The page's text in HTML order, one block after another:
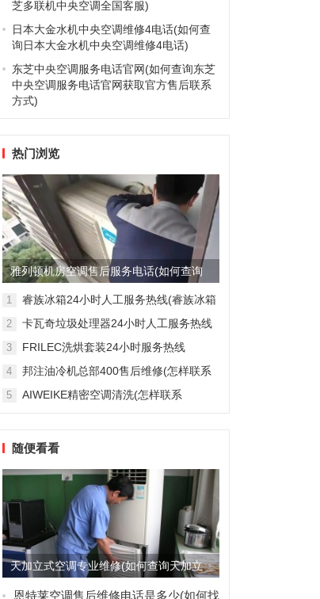
芝多联机中央空调全国客服)
日本大金水机中央空调维修4电话(如何查
询日本大金水机中央空调维修4电话)
东芝中央空调服务电话官网(如何查询东芝
中央空调服务电话官网获取官方售后联系
方式)
热门浏览
雅列顿机房空调售后服务电话(如何查询
雅列顿机房空调售后服务电...
1
睿族冰箱24小时人工服务热线(睿族冰箱
2
卡瓦奇垃圾处理器24小时人工服务热线
是多少？)
3
FRILEC洗烘套装24小时服务热线
少？)
4
邦注油冷机总部400售后维修(怎样联系
5
AIWEIKE精密空调清洗(怎样联系
随便看看
天加立式空调专业维修(如何查询天加立
式空调专业维修)
恩特莱空调售后维修电话是多少(如何找